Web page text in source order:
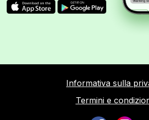
Informativa sulla
Termini e